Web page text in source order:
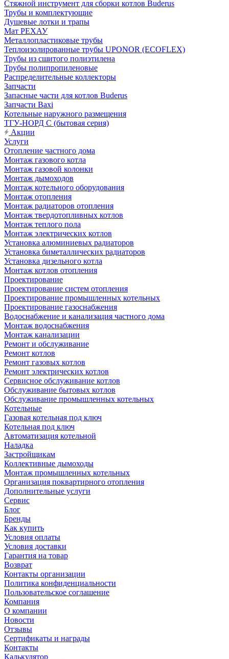
Стяжной инструмент для сборки котлов Buderus
Трубы и комплектующие
Душевые лотки и трапы
Мат РЕХАУ
Металлопластиковые трубы
Теплоизолированные трубы UPONOR (ECOFLEX)
Трубы из сшитого полиэтилена
Трубы полипропиленовые
Распределительные коллекторы
Запчасти
Запасные части для котлов Buderus
Запчасти Baxi
Котельные наружного размещения
ТГУ-НОРД С (бытовая серия)
Акции
Услуги
Отопление частного дома
Монтаж газового котла
Монтаж газовой колонки
Монтаж дымоходов
Монтаж котельного оборудования
Монтаж отопления
Монтаж радиаторов отопления
Монтаж твердотопливных котлов
Монтаж теплого пола
Монтаж электрических котлов
Установка алюминиевых радиаторов
Установка биметаллических радиаторов
Установка дизельного котла
Монтаж котлов отопления
Проектирование
Проектирование систем отопления
Проектирование промышленных котельных
Проектирование газоснабжения
Водоснабжение и канализация частного дома
Монтаж водоснабжения
Монтаж канализации
Ремонт и обслуживание
Ремонт котлов
Ремонт газовых котлов
Ремонт электрических котлов
Сервисное обслуживание котлов
Обслуживание бытовых котлов
Обслуживание промышленных котельных
Котельные
Газовая котельная под ключ
Котельная под ключ
Автоматизация котельной
Наладка
Застройщикам
Коллективные дымоходы
Монтаж промышленных котельных
Организация поквартирного отопления
Дополнительные услуги
Сервис
Блог
Бренды
Как купить
Условия оплаты
Условия доставки
Гарантия на товар
Возврат
Контакты организации
Политика конфиденциальности
Пользовательское соглашение
Компания
О компании
Новости
Отзывы
Сертификаты и награды
Контакты
Калькулятор